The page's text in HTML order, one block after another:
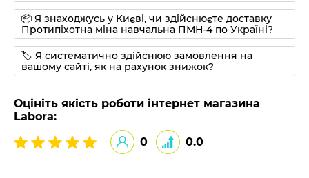
📦 Я знаходжусь у Києві, чи здійснюєте доставку
Протипіхотна міна навчальна ПМН-4 по Україні?
🏷 Я систематично здійснюю замовлення на
вашому сайті, як на рахунок знижок?
Оцініть якість роботи інтернет магазина
Labora:
0
0.0